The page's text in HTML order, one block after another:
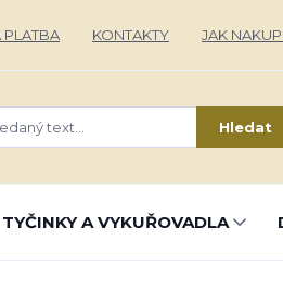
PLATBA KONTAKTY JAK
Hledat
A VYKUŘOVADLA